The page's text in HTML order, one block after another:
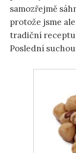
samozřejmě
protože jsme
tradiční
Poslední